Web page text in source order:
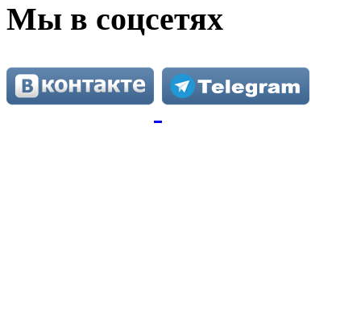
Мы в соцсетях